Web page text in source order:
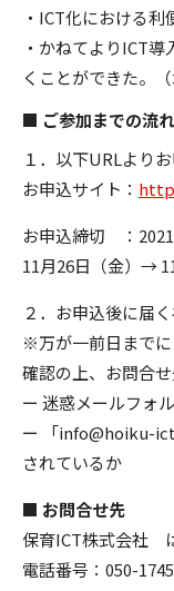
・ICT化における利
・かねてよりICT
くことができた。
■ ご参加までの流れ
１．以下URLより
お申込サイト：
お申込締切 ：2021
ㅤㅤㅤㅤㅤㅤㅤㅤㅤㅤㅤ11月26日
２．お申込後に届
※万が一前日まで
確認の上、お問合
ー 迷惑メールフォ
ー 「info@hoiku-
されているか
■ お問合せ先
保育ICT株式会社
電話番号：050-